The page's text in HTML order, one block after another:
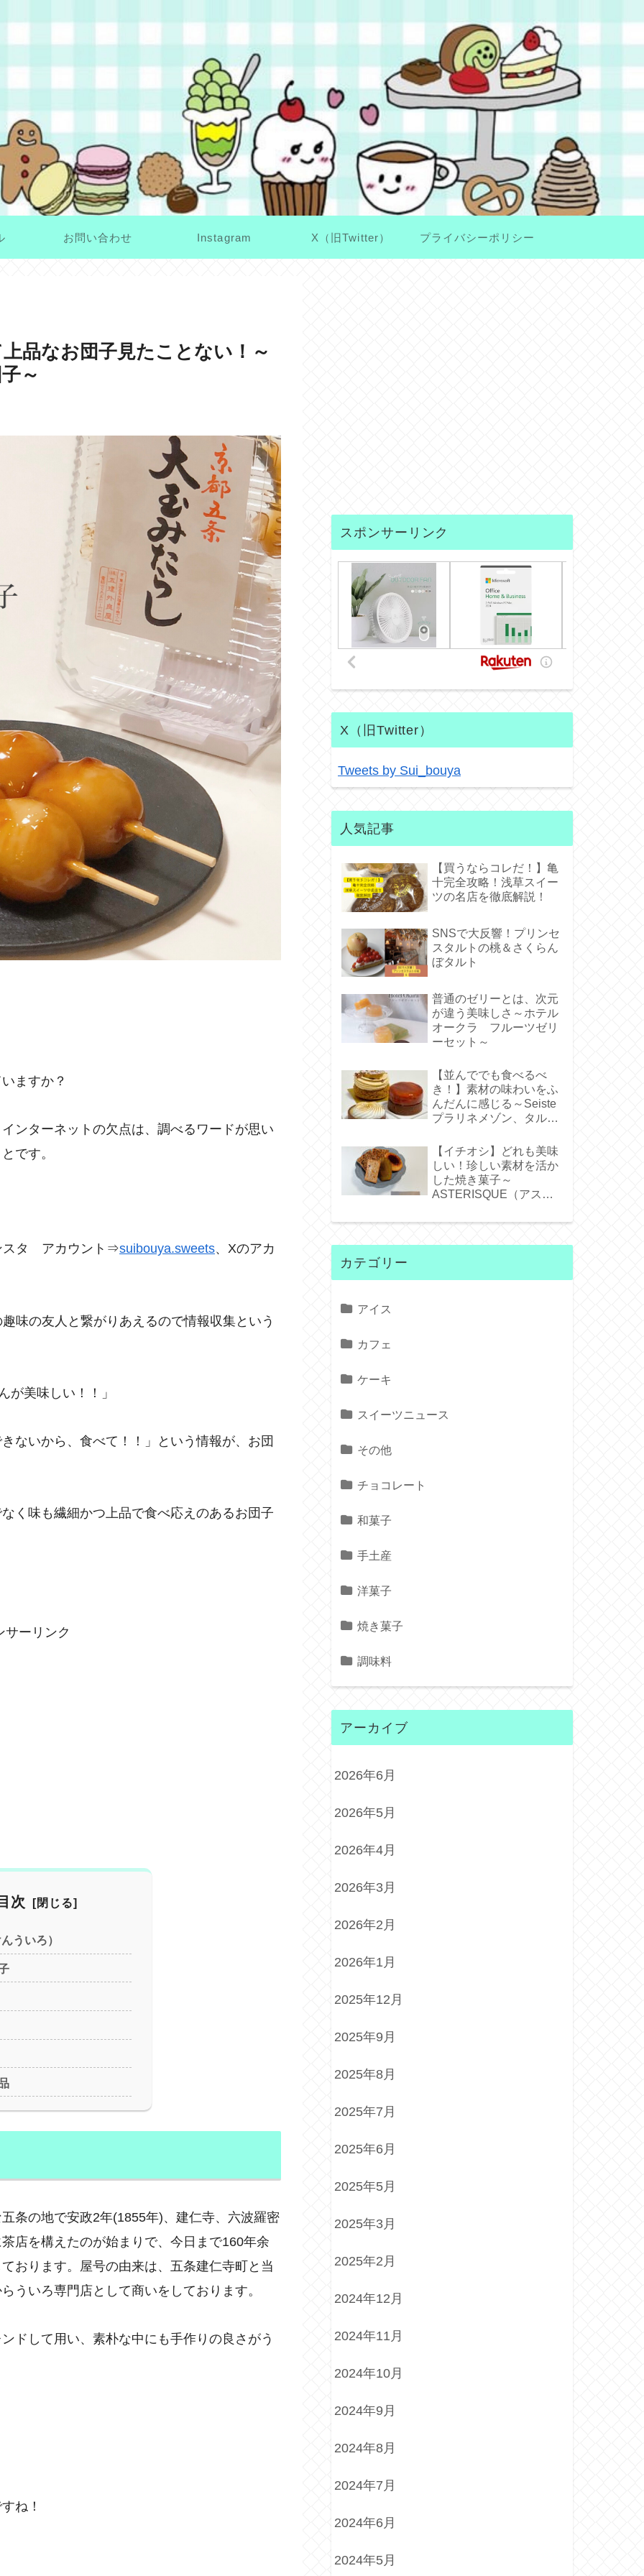
お問い合わせ Instagram X（旧Twitter） プライバシーポリシー
品なお団子見たことない！～
子～
ますか？
ンターネットの欠点は、調べるワードが思い
です。
スタ アカウント⇒suibouya.sweets、Xのアカ
味の友人と繋がりあえるので情報収集という
が美味しい！！」
ないから、食べて！！」という情報が、お団
く味も繊細かつ上品で食べ応えのあるお団子
サーリンク
次
ういろ）
条の地で安政2年(1855年)、建仁寺、六波羅密
店を構えたのが始まりで、今日まで160年余
おります。屋号の由来は、五条建仁寺町と当
ういろ専門店として商いをしております。
ドして用い、素朴な中にも手作りの良さがう
ね！
スポンサーリンク
X（旧Twitter）
Tweets by Sui_bouya
人気記事
【買うならコレだ！】亀
十完全攻略！浅草スイー
ツの名店を徹底解説！
SNSで大反響！プリンセ
スタルトの桃＆さくらん
ぼタルト
普通のゼリーとは、次元
が違う美味しさ～ホテル
オークラ フルーツゼリ
ーセット～
【並んででも食べるべ
き！】素材の味わいをふ
んだんに感じる～Seiste
プラリネメゾン、タルト
シトロン～
【イチオシ】どれも美味
しい！珍しい素材を活か
した焼き菓子～
ASTERISQUE（アステ
カテゴリー
アイス
カフェ
ケーキ
スイーツニュース
その他
チョコレート
和菓子
手土産
洋菓子
焼き菓子
調味料
アーカイブ
2026年6月
2026年5月
2026年4月
2026年3月
2026年2月
2026年1月
2025年12月
2025年9月
2025年8月
2025年7月
2025年6月
2025年5月
2025年3月
2025年2月
2024年12月
2024年11月
2024年10月
2024年9月
2024年8月
2024年7月
2024年6月
2024年5月